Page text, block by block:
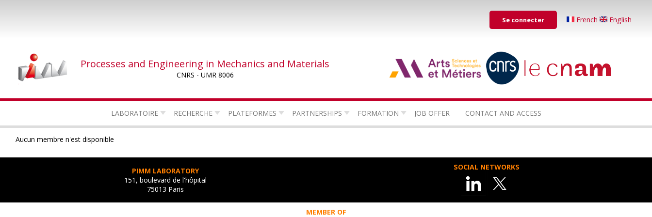
Menu
du
de
l'utilisateur
Se connecter French English
Processes and Engineering in Mechanics and Materials
CNRS - UMR 8006
LABORATOIRE RECHERCHE PLATEFORMES PARTNERSHIPS FORMATION JOB OFFER CONTACT AND ACCESS
Aucun membre n'est disponible
PIMM LABORATORY
151, boulevard de l'hôpital
75013 Paris
SOCIAL NETWORKS
MEMBER OF